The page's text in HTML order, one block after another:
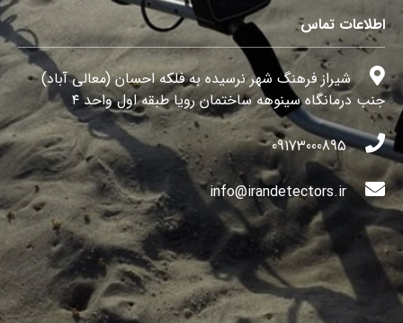
اطلاعات تماس
شیراز فرهنگ شهر نرسیده به فلکه احسان (معالی آباد)
جنب درمانگاه سینوهه ساختمان رویا طبقه اول واحد ۴
09173000895
info@irandetectors.ir